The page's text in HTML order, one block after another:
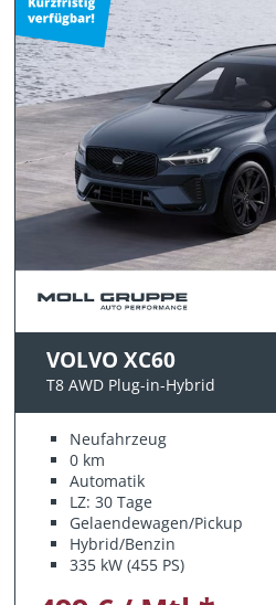
VOLVO XC60
T8 AWD Plug-in-Hybrid
Neufahrzeug
0 km
Automatik
LZ: 30 Tage
Gelaendewagen/Pickup
Hybrid/Benzin
335 kW (455 PS)